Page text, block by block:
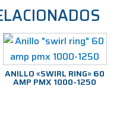
ANILLO «SWIRL RING» 60
AMP PMX 1000-1250